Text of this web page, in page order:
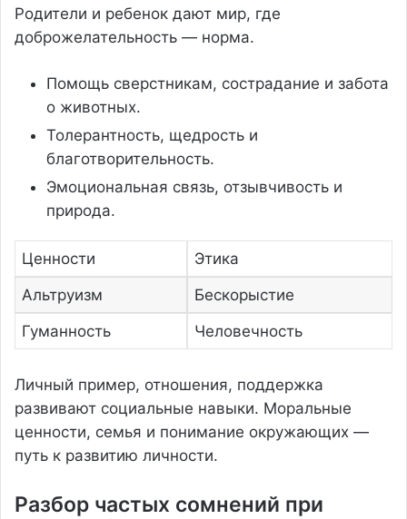
Родители и ребенок дают мир, где
доброжелательность — норма.
Помощь сверстникам, сострадание и забота
о животных.
Толерантность, щедрость и
благотворительность.
Эмоциональная связь, отзывчивость и
природа.
Ценности
Этика
Альтруизм
Бескорыстие
Гуманность
Человечность
Личный пример, отношения, поддержка
развивают социальные навыки. Моральные
ценности, семья и понимание окружающих —
путь к развитию личности.
Разбор частых сомнений при